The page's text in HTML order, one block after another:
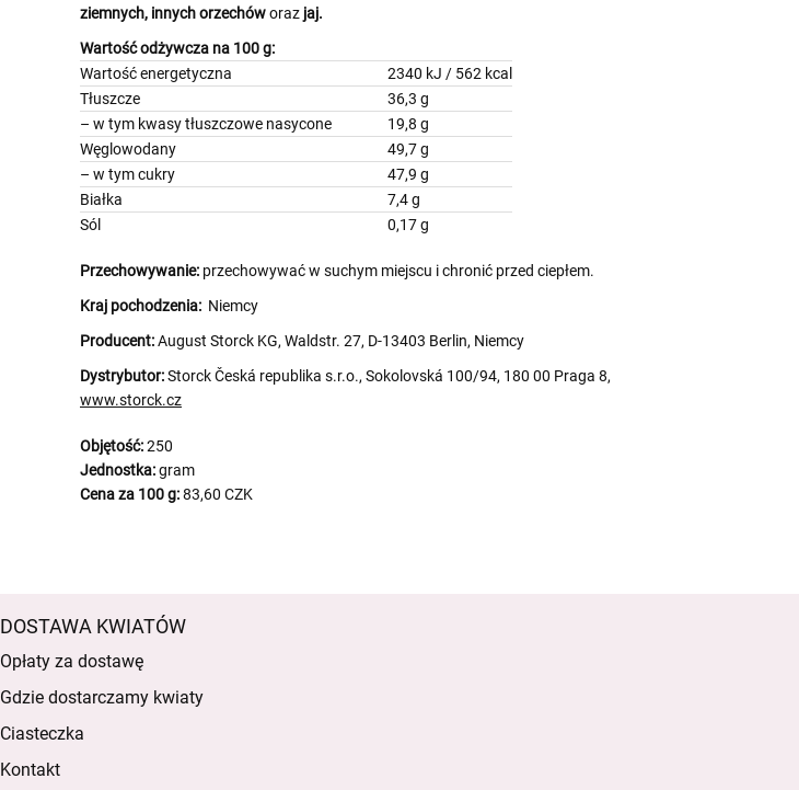
ziemnych, innych orzechóworaz jaj.
Wartość odżywcza na 100 g:
Wartość energetyczna
2340 kJ / 562 kcal
Tłuszcze
36,3 g
– w tym kwasy tłuszczowe nasycone 19,8 g
Węglowodany
49,7 g
– w tym cukry
47,9 g
Białka
7,4 g
Sól
0,17 g
Przechowywanie: przechowywać w suchym miejscu i chronić przed ciepłem.
Kraj pochodzenia: Niemcy
Producent:August Storck KG, Waldstr. 27, D-13403 Berlin, Niemcy
Dystrybutor:Storck Česká republika s.r.o., Sokolovská 100/94, 180 00 Praga 8,
www.storck.cz
Objętość:250
Jednostka:gram
Cena za 100 g:83,60 CZK
DOSTAWA KWIATÓW
Opłaty za dostawę
Gdzie dostarczamy kwiaty
Ciasteczka
Kontakt